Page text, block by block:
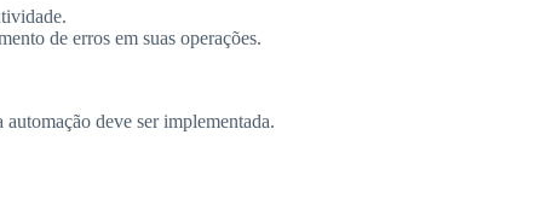
de erros em suas operações.
deve ser implementada.